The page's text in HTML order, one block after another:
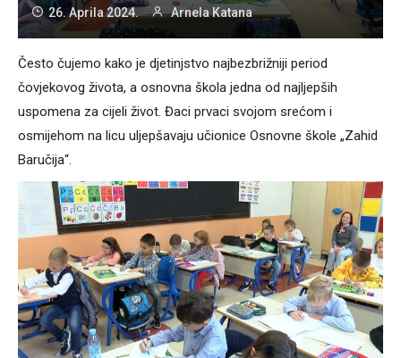
26. Aprila 2024. Arnela Katana
Često čujemo kako je djetinjstvo najbezbrižniji period
čovjekovog života, a osnovna škola jedna od najljepših
uspomena za cijeli život. Đaci prvaci svojom srećom i
osmijehom na licu uljepšavaju učionice Osnovne škole „Zahid
Baručija“.